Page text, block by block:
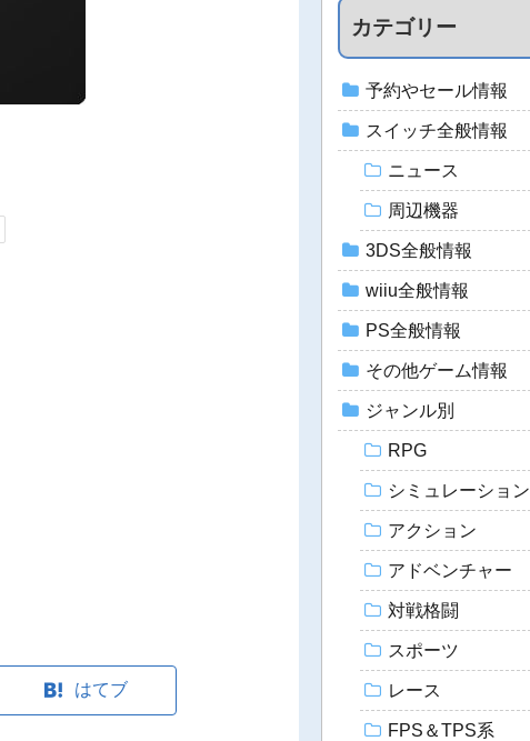
はてブ
カテゴリー
予約やセール情報
スイッチ全般情報
ニュース
周辺機器
3DS全般情報
wiiu全般情報
PS全般情報
その他ゲーム情報
ジャンル別
RPG
シミュレーション
アクション
アドベンチャー
対戦格闘
スポーツ
レース
FPS＆TPS系